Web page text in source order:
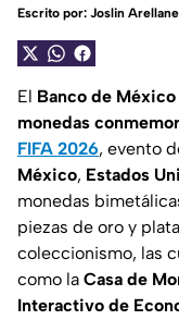
Escrito por: Joslin
El Banco de
monedas
FIFA 2026, evento
México, Estados
monedas
piezas de oro y
coleccionismo, las
como la Casa de
Interactivo de